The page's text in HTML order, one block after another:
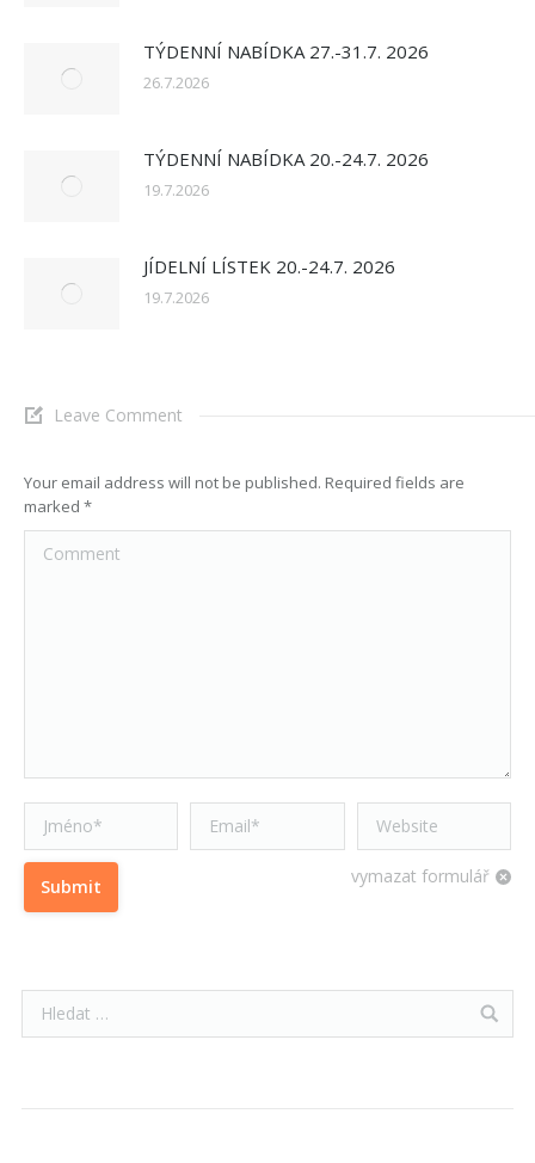
TÝDENNÍ NABÍDKA 27.-31.7. 2026
26.7.2026
TÝDENNÍ NABÍDKA 20.-24.7. 2026
19.7.2026
JÍDELNÍ LÍSTEK 20.-24.7. 2026
19.7.2026
Leave Comment
Your email address will not be published. Required fields are
marked *
Comment
Jméno * Email * Website
vymazat formulář
Submit